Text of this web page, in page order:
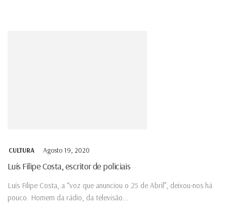
CULTURA Agosto 19, 2020
Luís Filipe Costa, escritor de policiais
Luís Filipe Costa, a “voz que anunciou o 25 de Abril”, deixou-nos há
pouco. Homem da rádio, da televisão...